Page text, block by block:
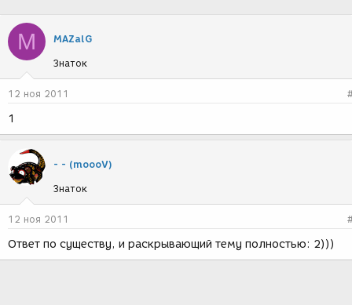
о
р
т
е
м
ы
с
з
д
я
M MAZalG
Знаток
12 ноя 2011
1
- - (moooV)
Знаток
12 ноя 2011
Ответ по существу, и раскрывающий тему полностью: 2)))